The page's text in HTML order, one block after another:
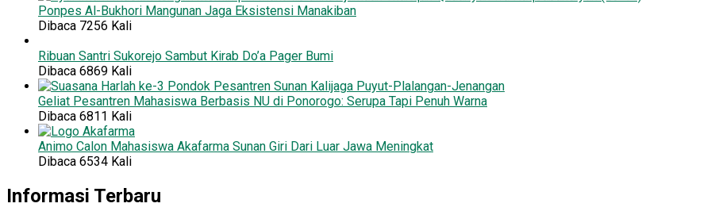
Ponpes Al-Bukhori Mangunan Jaga Eksistensi Manakiban
Dibaca 7256 Kali
Ribuan Santri Sukorejo Sambut Kirab Do’a Pager Bumi
Dibaca 6869 Kali
Geliat Pesantren Mahasiswa Berbasis NU di Ponorogo: Serupa Tapi Penuh Warna
Dibaca 6811 Kali
Animo Calon Mahasiswa Akafarma Sunan Giri Dari Luar Jawa Meningkat
Dibaca 6534 Kali
Informasi Terbaru